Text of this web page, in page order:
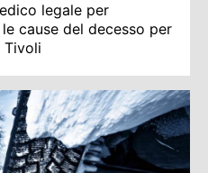
legale per
cause del decesso per
Tivoli